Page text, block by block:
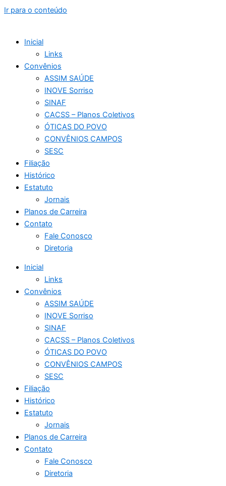
Ir para o conteúdo
Inicial
Links
Convênios
ASSIM SAÚDE
INOVE Sorriso
SINAF
CACSS – Planos Coletivos
ÓTICAS DO POVO
CONVÊNIOS CAMPOS
SESC
Filiação
Histórico
Estatuto
Jornais
Planos de Carreira
Contato
Fale Conosco
Diretoria
Inicial
Links
Convênios
ASSIM SAÚDE
INOVE Sorriso
SINAF
CACSS – Planos Coletivos
ÓTICAS DO POVO
CONVÊNIOS CAMPOS
SESC
Filiação
Histórico
Estatuto
Jornais
Planos de Carreira
Contato
Fale Conosco
Diretoria